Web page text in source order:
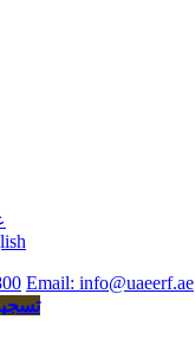
Email: info@uaeerf.ae